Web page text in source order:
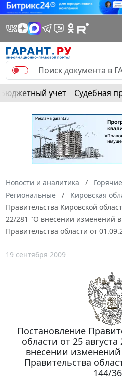
Бюджетный учет Судебная
Новости и аналитика
Региональные
Кировская
Правительства Кировской
22/281 "О внесении изменений
Правительства области от
19 сентября 2009
Постановление
области от 25
внесении
Правительства
144/